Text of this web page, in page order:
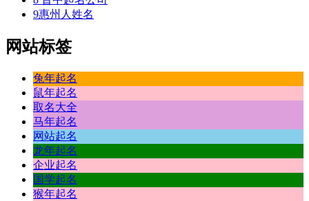
9惠州人姓名
网站标签
兔年起名
鼠年起名
取名大全
马年起名
网站起名
龙年起名
企业起名
国学起名
猴年起名